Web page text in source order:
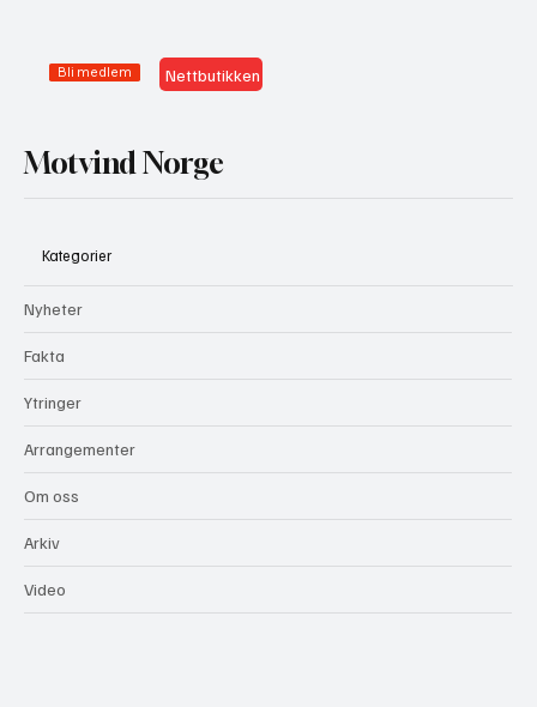
Bli medlem Nettbutikken
Motvind Norge
Kategorier
Nyheter
Fakta
Ytringer
Arrangementer
Om oss
Arkiv
Video